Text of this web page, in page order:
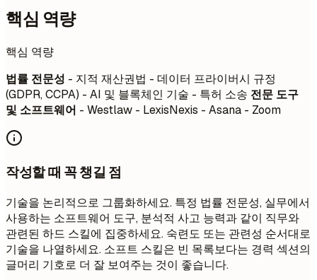
핵심 역량
핵심 역량
법률 전문성 - 지적 재산권법 - 데이터 프라이버시 규정
(GDPR, CCPA) - AI 및 블록체인 기술 - 특허 소송 전문 도구
및 소프트웨어 - Westlaw - LexisNexis - Asana - Zoom
작성할 때 꼭 챙길 점
기술을 논리적으로 그룹화하세요. 특정 법률 전문성, 실무에서
사용하는 소프트웨어 도구, 분석적 사고 능력과 같이 직무와
관련된 하드 스킬에 집중하세요. 숙련도 또는 관련성 순서대로
기술을 나열하세요. 소프트 스킬은 빈 목록보다는 경력 섹션의
글머리 기호로 더 잘 보여주는 것이 좋습니다.